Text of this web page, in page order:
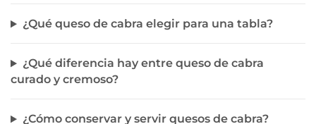
¿Qué queso de cabra elegir para una tabla?
¿Qué diferencia hay entre queso de cabra
curado y cremoso?
¿Cómo conservar y servir quesos de cabra?